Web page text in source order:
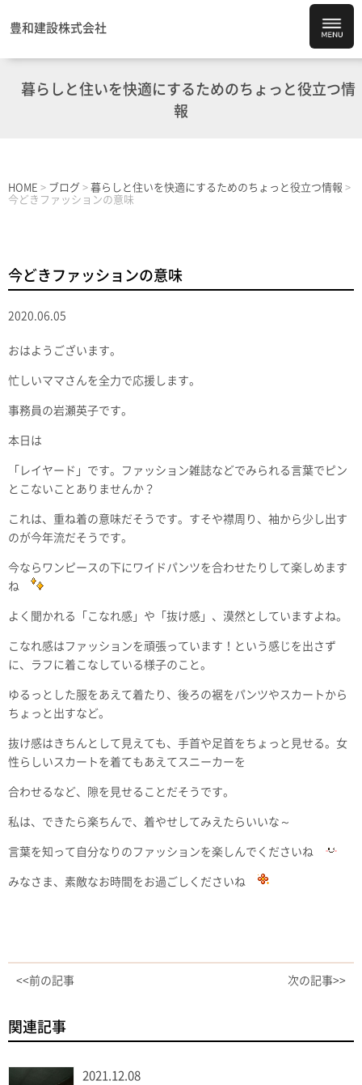
豊和建設株式会社
暮らしと住いを快適にするためのちょっと役立つ情
報
HOME > ブログ > 暮らしと住いを快適にするためのちょっと役立つ情報 >
今どきファッションの意味
今どきファッションの意味
2020.06.05
おはようございます。
忙しいママさんを全力で応援します。
事務員の岩瀬英子です。
本日は
「レイヤード」です。ファッション雑誌などでみられる言葉でピン
とこないことありませんか？
これは、重ね着の意味だそうです。すそや襟周り、袖から少し出す
のが今年流だそうです。
今ならワンピースの下にワイドパンツを合わせたりして楽しめます
ね
よく聞かれる「こなれ感」や「抜け感」、漠然としていますよね。
こなれ感はファッションを頑張っています！という感じを出さず
に、ラフに着こなしている様子のこと。
ゆるっとした服をあえて着たり、後ろの裾をパンツやスカートから
ちょっと出すなど。
抜け感はきちんとして見えても、手首や足首をちょっと見せる。女
性らしいスカートを着てもあえてスニーカーを
合わせるなど、隙を見せることだそうです。
私は、できたら楽ちんで、着やせしてみえたらいいな～
言葉を知って自分なりのファッションを楽しんでくださいね
みなさま、素敵なお時間をお過ごしくださいね
<<前の記事 次の記事>>
関連記事
2021.12.08